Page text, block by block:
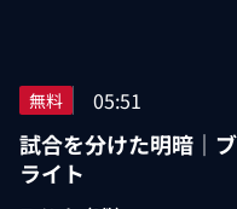
無料 05:51
試合を分けた明暗｜
ライト